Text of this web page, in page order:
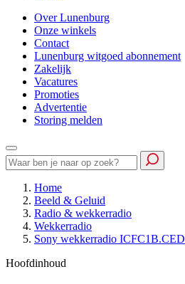
Over Lunenburg
Onze winkels
Contact
Lunenburg witgoed abonnement
Zakelijk
Vacatures
Promoties
Advertentie
Storing melden
Home
Beeld & Geluid
Radio & wekkerradio
Wekkerradio
Sony wekkerradio ICFC1B.CED
Hoofdinhoud